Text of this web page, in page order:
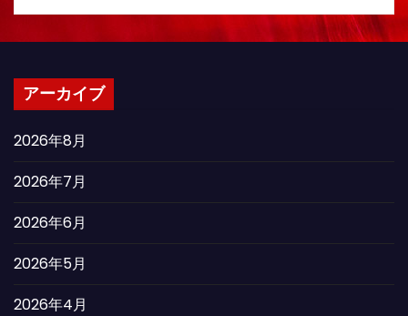
アーカイブ
2026年8月
2026年7月
2026年6月
2026年5月
2026年4月